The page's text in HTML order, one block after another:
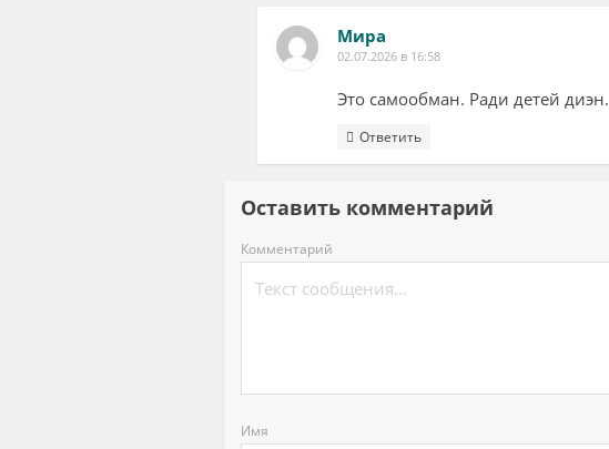
Мира
02.07.2026 в 16:58
Это самообман. Ради детей диэн.
Ответить
Оставить комментарий
Комментарий
Имя